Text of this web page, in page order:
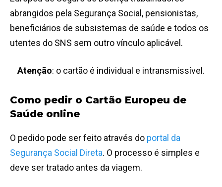
abrangidos pela Segurança Social, pensionistas,
beneficiários de subsistemas de saúde e todos os
utentes do SNS sem outro vínculo aplicável.
Atenção: o cartão é individual e intransmissível.
Como pedir o Cartão Europeu de
Saúde online
O pedido pode ser feito através do portal da
Segurança Social Direta. O processo é simples e
deve ser tratado antes da viagem.